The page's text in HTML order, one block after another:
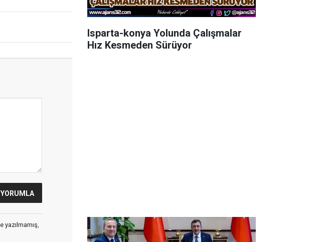
yazılmamış,
Isparta-konya Yolunda Çalışmalar
Hız Kesmeden Sürüyor